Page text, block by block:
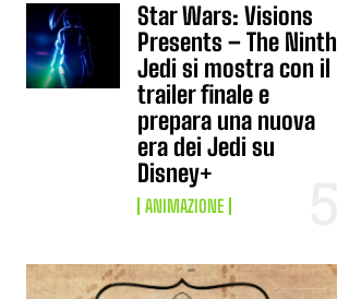
Star Wars: Visions
Presents – The Ninth
Jedi si mostra con il
trailer finale e
prepara una nuova
era dei Jedi su
Disney+
ANIMAZIONE